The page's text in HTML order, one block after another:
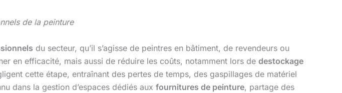
de la peinture
du secteur, qu’il s’agisse de peintres en bâtiment, de revendeurs ou
en efficacité, mais aussi de réduire les coûts, notamment lors de destockage
cette étape, entraînant des pertes de temps, des gaspillages de matériel
dans la gestion d’espaces dédiés aux fournitures de peinture, partage des